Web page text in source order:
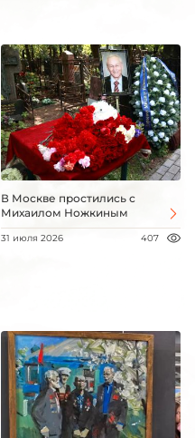
В Москве простились с
Михаилом Ножкиным
31 июля 2026 407